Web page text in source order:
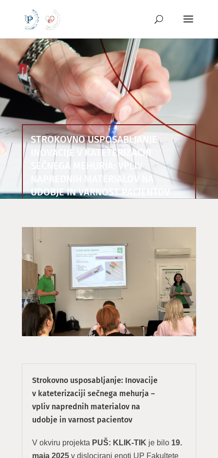
vsebino
STROKOVNO USPOSABLJANJE
INOVACIJE V KATETERIZACIJI
SEČNEGA MEHURJA: VPLIV
NAPREDNIH MATERIALOV NA
UDOBJE IN VARNOST PACIENTOV
Strokovno usposabljanje: Inovacije
v kateterizaciji sečnega mehurja –
vpliv naprednih materialov na
udobje in varnost pacientov
V okviru projekta PUŠ: KLIK-TIK je bilo 19.
maja 2025 v dislocirani enoti UP Fakultete